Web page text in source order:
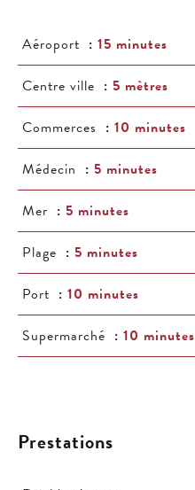
Aéroport
15 minutes
Centre ville
5 mètres
Commerces
10 minutes
Médecin
5 minutes
Mer
5 minutes
Plage
5 minutes
Port
10 minutes
Supermarché
10 minutes
Prestations